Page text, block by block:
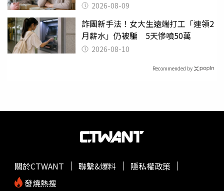
2026-08-09
詐團新手法！女大生遠端打工「連領2
月薪水」仍被騙 5天慘噴50萬
2026-08-10
Recommended by
關於CTWANT 聯繫&爆料
隱私權政策
發燒熱搜